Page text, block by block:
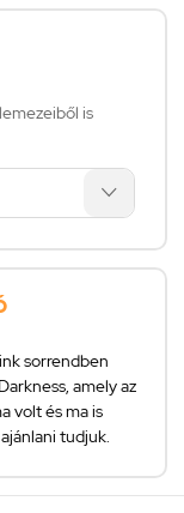
is
sorrendben
amely az
volt és ma is
tudjuk.